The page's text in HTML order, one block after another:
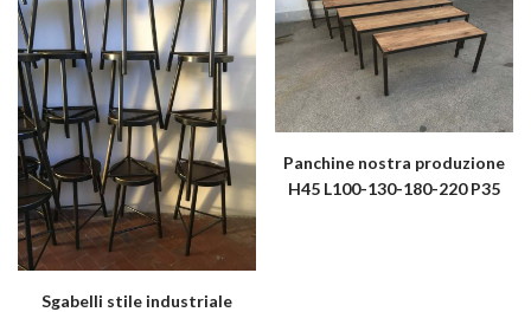
Sgabelli stile industriale
Panchine nostra produzione
H45 L100-130-180-220 P35